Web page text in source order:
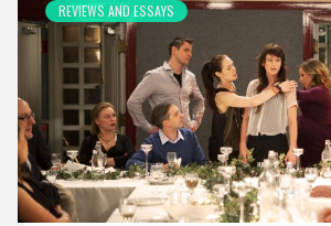
REVIEWS AND ESSAYS